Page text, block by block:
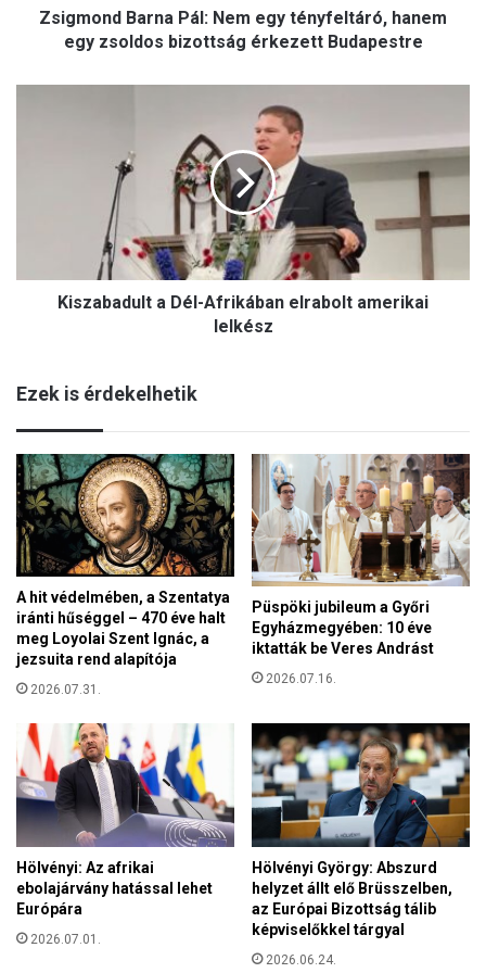
a
y
f
l
t
á
r
ó
h
a
n
y
z
l
d
o
s
Zsigmond Barna Pál: Nem egy tényfeltáró, hanem
egy zsoldos bizottság érkezett Budapestre
u
é
A
f
r
i
k
á
b
a
n
e
l
b
o
l
a
m
e
r
i
Kiszabadult a Dél-Afrikában elrabolt amerikai
lelkész
Ezek is érdekelhetik
A hit védelmében, a Szentatya
iránti hűséggel – 470 éve halt
meg Loyolai Szent Ignác, a
jezsuita rend alapítója
2026.07.31.
Püspöki jubileum a Győri
Egyházmegyében: 10 éve
iktatták be Veres Andrást
2026.07.16.
Hölvényi: Az afrikai
ebolajárvány hatással lehet
Európára
2026.07.01.
Hölvényi György: Abszurd
helyzet állt elő Brüsszelben,
az Európai Bizottság tálib
képviselőkkel tárgyal
2026.06.24.